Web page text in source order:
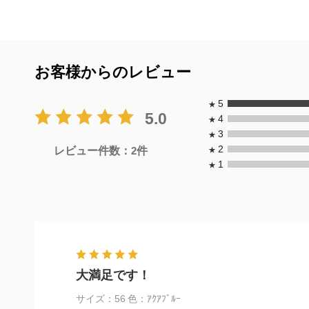
お客様からのレビュー
5.0
レビュー件数： 2件
★ 5
★ 4
★ 3
★ 2
★ 1
大満足です！
サイズ：56 色：ｱｸｱﾌﾞﾙｰ